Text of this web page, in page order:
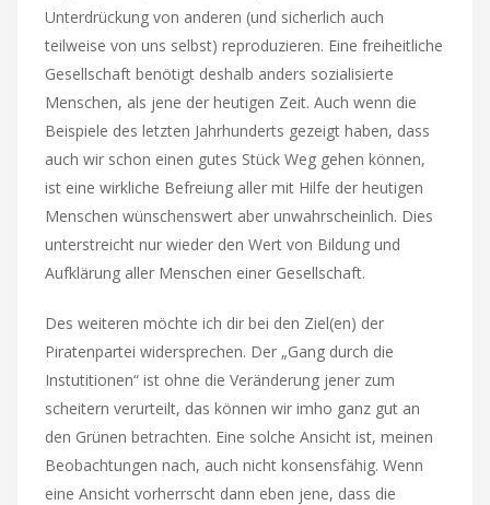
Unterdrückung von anderen (und sicherlich auch
teilweise von uns selbst) reproduzieren. Eine freiheitliche
Gesellschaft benötigt deshalb anders sozialisierte
Menschen, als jene der heutigen Zeit. Auch wenn die
Beispiele des letzten Jahrhunderts gezeigt haben, dass
auch wir schon einen gutes Stück Weg gehen können,
ist eine wirkliche Befreiung aller mit Hilfe der heutigen
Menschen wünschenswert aber unwahrscheinlich. Dies
unterstreicht nur wieder den Wert von Bildung und
Aufklärung aller Menschen einer Gesellschaft.
Des weiteren möchte ich dir bei den Ziel(en) der
Piratenpartei widersprechen. Der „Gang durch die
Instutitionen“ ist ohne die Veränderung jener zum
scheitern verurteilt, das können wir imho ganz gut an
den Grünen betrachten. Eine solche Ansicht ist, meinen
Beobachtungen nach, auch nicht konsensfähig. Wenn
eine Ansicht vorherrscht dann eben jene, dass die